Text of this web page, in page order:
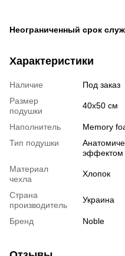
Неограниченный срок
Характеристики
Наличие
Под заказ
Размер
подушки
40х50 см
Наполнитель
Memory
Тип подушки
эффектом
Материал
чехла
Хлопок
Страна
производитель
Украина
Бренд Noble